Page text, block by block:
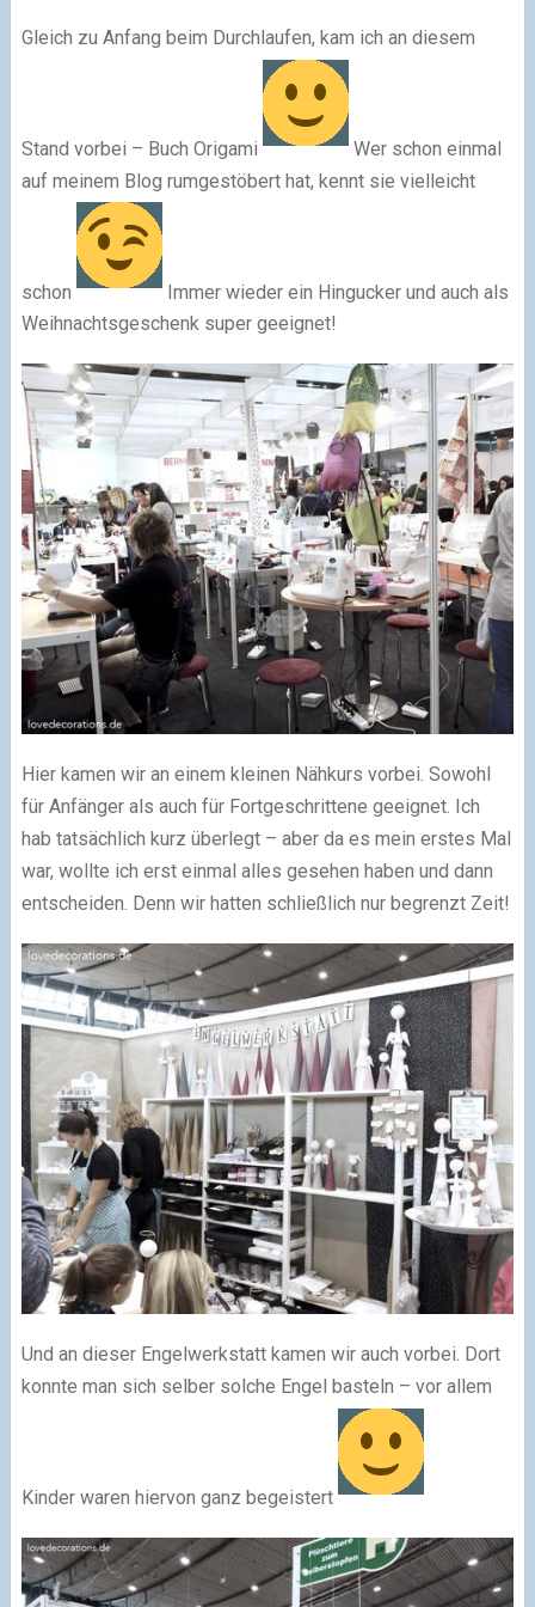
Gleich zu Anfang beim Durchlaufen, kam ich an diesem
Stand vorbei – Buch Origami
Wer schon einmal
auf meinem Blog rumgestöbert hat, kennt sie vielleicht
schon
Immer wieder ein Hingucker und auch als
Weihnachtsgeschenk super geeignet!
Hier kamen wir an einem kleinen Nähkurs vorbei. Sowohl
für Anfänger als auch für Fortgeschrittene geeignet. Ich
hab tatsächlich kurz überlegt – aber da es mein erstes Mal
war, wollte ich erst einmal alles gesehen haben und dann
entscheiden. Denn wir hatten schließlich nur begrenzt Zeit!
Und an dieser Engelwerkstatt kamen wir auch vorbei. Dort
konnte man sich selber solche Engel basteln – vor allem
Kinder waren hiervon ganz begeistert